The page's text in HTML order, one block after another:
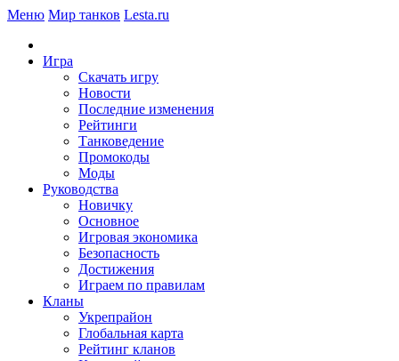
Меню Мир танков Lesta.ru
Игра
Скачать игру
Новости
Последние изменения
Рейтинги
Танковедение
Промокоды
Моды
Руководства
Новичку
Основное
Игровая экономика
Безопасность
Достижения
Играем по правилам
Кланы
Укрепрайон
Глобальная карта
Рейтинг кланов